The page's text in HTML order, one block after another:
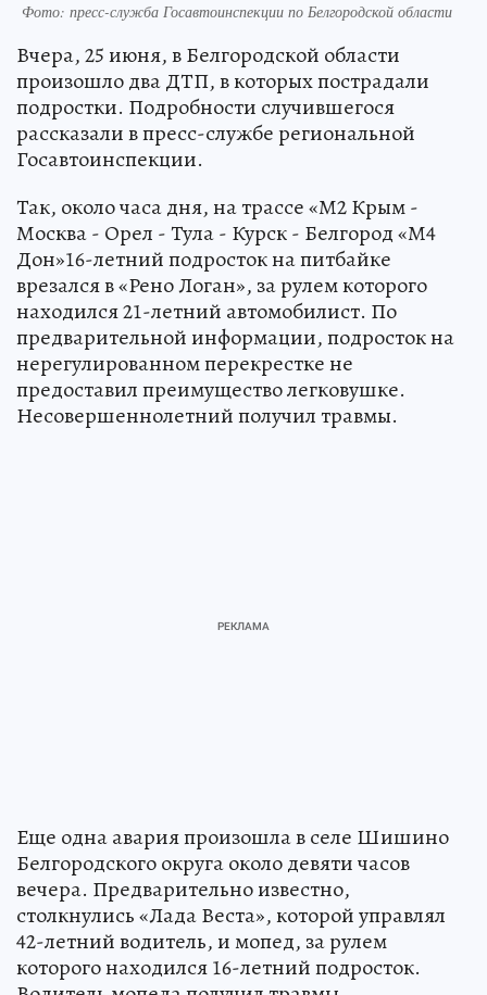
Фото: пресс-служба Госавтоинспекции по Белгородской области
Вчера, 25 июня, в Белгородской области
произошло два ДТП, в которых пострадали
подростки. Подробности случившегося
рассказали в пресс-службе региональной
Госавтоинспекции.
Так, около часа дня, на трассе «М2 Крым -
Москва - Орел - Тула - Курск - Белгород «М4
Дон»16-летний подросток на питбайке
врезался в «Рено Логан», за рулем которого
находился 21-летний автомобилист. По
предварительной информации, подросток на
нерегулированном перекрестке не
предоставил преимущество легковушке.
Несовершеннолетний получил травмы.
Еще одна авария произошла в селе Шишино
Белгородского округа около девяти часов
вечера. Предварительно известно,
столкнулись «Лада Веста», которой управлял
42-летний водитель, и мопед, за рулем
которого находился 16-летний подросток.